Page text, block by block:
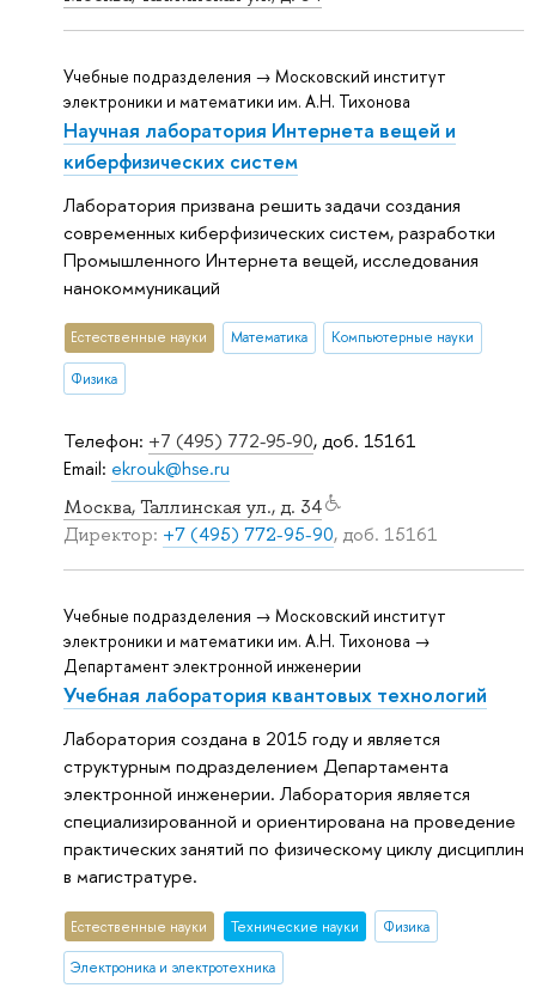
Телефон: +7 (495) 772-95-90, доб. 15161
Email: ekrouk@hse.ru
Москва, Таллинская ул., д. 34
Директор: +7 (495) 772-95-90, доб. 15161
Учебные подразделения → Московский институт
электроники и математики им. А.Н. Тихонова
Научная лаборатория Интернета вещей и
киберфизических систем
Лаборатория призвана решить задачи создания
современных киберфизических систем, разработки
Промышленного Интернета вещей, исследования
нанокоммуникаций
Естественные науки Математика Компьютерные науки
Физика
Учебные подразделения → Московский институт
электроники и математики им. А.Н. Тихонова →
Департамент электронной инженерии
Учебная лаборатория квантовых технологий
Лаборатория создана в 2015 году и является
структурным подразделением Департамента
электронной инженерии. Лаборатория является
специализированной и ориентирована на проведение
практических занятий по физическому циклу дисциплин
в магистратуре.
Естественные науки Тех­ничес­кие науки Физика
Электроника и электротехника